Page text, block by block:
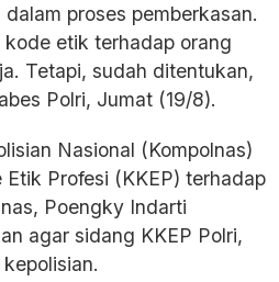
proses pemberkasan.
etik terhadap orang
Tetapi, sudah ditentukan,
Polri, Jumat (19/8).
Nasional (Kompolnas)
Profesi (KKEP) terhadap
Poengky Indarti
agar sidang KKEP Polri,